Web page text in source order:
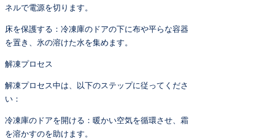
ネルで電源を切ります。
床を保護する：冷凍庫のドアの下に布や平らな容器
を置き、氷の溶けた水を集めます。
解凍プロセス
解凍プロセス中は、以下のステップに従ってくださ
い：
冷凍庫のドアを開ける：暖かい空気を循環させ、霜
を溶かすのを助けます。